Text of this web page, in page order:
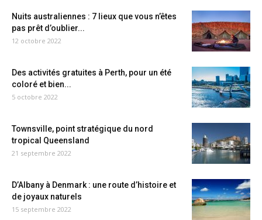
Nuits australiennes : 7 lieux que vous n’êtes
pas prêt d’oublier...
12 octobre 2022
Des activités gratuites à Perth, pour un été
coloré et bien...
5 octobre 2022
Townsville, point stratégique du nord
tropical Queensland
21 septembre 2022
D’Albany à Denmark : une route d’histoire et
de joyaux naturels
15 septembre 2022